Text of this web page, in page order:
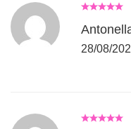
28/08/